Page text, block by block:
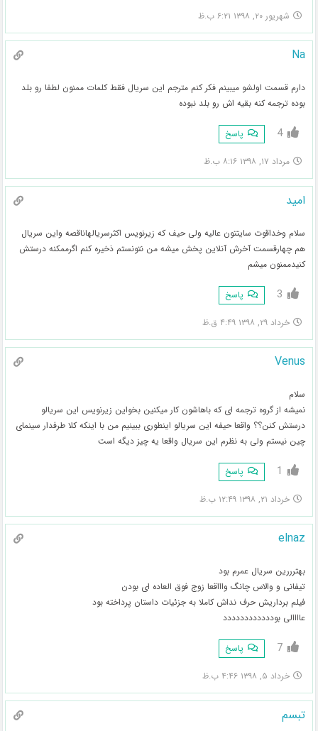
شهریور ۲۰, ۱۳۹۸ ۶:۲۱ ب.ظ
Na
دارم قسمت اولشو میبینم فکر کنم مترجم این سریال فقط کلمات ممنون لطفا رو بلد
بوده ترجمه کنه بقیه اش رو بلد نبوده
4 پاسخ
مرداد ۱۷, ۱۳۹۸ ۸:۱۶ ب.ظ
امید
سلام وخداقوت سایتتون عالیه ولی حیف که زیرنویس اکثرسریالهاناقصه واین سریال
هم چهارقسمت آخرش آنلاین پخش میشه من نتونستم ذخیره کنم اگرممکنه درستش
کنیدممنون میشم
3 پاسخ
خرداد ۲۹, ۱۳۹۸ ۴:۴۹ ق.ظ
Venus
سلام
نمیشه از گروه ترجمه ای که باهاشون کار میکنین بخواین زیرنویس این سریالو
درستش کنن؟؟ واقعا حیفه این سریالو اینطوری ببینیم من با اینکه کلا طرفدار سینمای
چین نیستم ولی به نظرم این سریال واقعا یه چیز دیگه است
1 پاسخ
خرداد ۲۱, ۱۳۹۸ ۱۲:۴۹ ب.ظ
elnaz
بهترررین سریال عمرم بود
تیفانی و والاس چانگ واااقعا زوج فوق العاده ای بودن
فیلم برداریش حرف نداش کاملا به جزئیات داستان پرداخته بود
عاااالی بودددددددددددد
7 پاسخ
خرداد ۵, ۱۳۹۸ ۴:۴۶ ب.ظ
تبسم